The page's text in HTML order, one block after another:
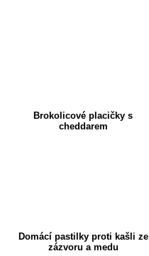
Brokolicové placičky s
cheddarem
Domácí pastilky proti kašli ze
zázvoru a medu